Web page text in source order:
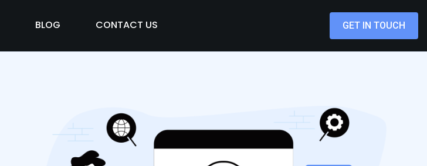
BLOG CONTACT US GET IN TOUCH